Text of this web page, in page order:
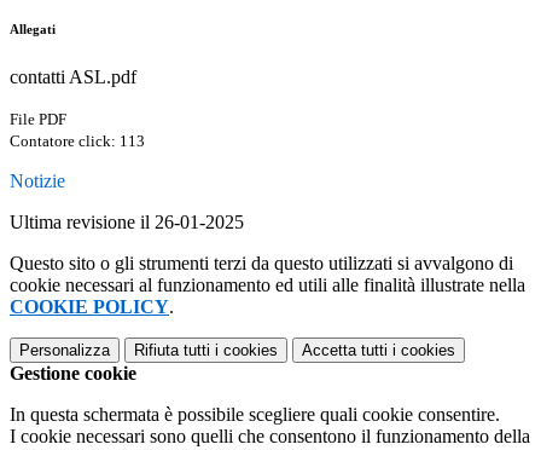
Allegati
contatti ASL.pdf
File PDF
Contatore click: 113
Notizie
Ultima revisione il 26-01-2025
Questo sito o gli strumenti terzi da questo utilizzati si avvalgono di
cookie necessari al funzionamento ed utili alle finalità illustrate nella
COOKIE POLICY.
Personalizza Rifiuta tutti i cookies Accetta tutti i cookies
Gestione cookie
In questa schermata è possibile scegliere quali cookie consentire.
I cookie necessari sono quelli che consentono il funzionamento della